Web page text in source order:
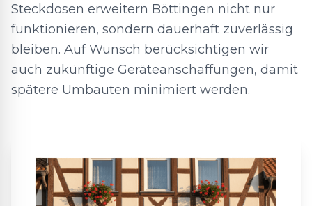
Steckdosen erweitern Böttingen nicht nur
funktionieren, sondern dauerhaft zuverlässig
bleiben. Auf Wunsch berücksichtigen wir
auch zukünftige Geräteanschaffungen, damit
spätere Umbauten minimiert werden.